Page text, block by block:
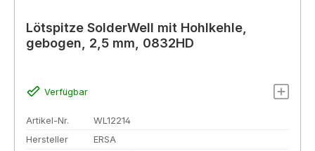
Lötspitze SolderWell mit Hohlkehle,
gebogen, 2,5 mm, 0832HD
Verfügbar
Artikel-Nr.
WL12214
Hersteller
ERSA